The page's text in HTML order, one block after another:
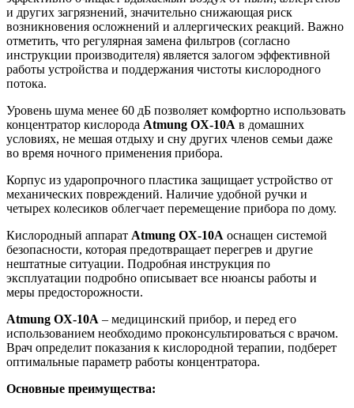
и других загрязнений, значительно снижающая риск
возникновения осложнений и аллергических реакций. Важно
отметить, что регулярная замена фильтров (согласно
инструкции производителя) является залогом эффективной
работы устройства и поддержания чистоты кислородного
потока.
Уровень шума менее 60 дБ позволяет комфортно использовать
концентратор кислорода Atmung OX-10A в домашних
условиях, не мешая отдыху и сну других членов семьи даже
во время ночного применения прибора.
Корпус из ударопрочного пластика защищает устройство от
механических повреждений. Наличие удобной ручки и
четырех колесиков облегчает перемещение прибора по дому.
Кислородный аппарат Atmung OX-10A оснащен системой
безопасности, которая предотвращает перегрев и другие
нештатные ситуации. Подробная инструкция по
эксплуатации подробно описывает все нюансы работы и
меры предосторожности.
Atmung OX-10A – медицинский прибор, и перед его
использованием необходимо проконсультироваться с врачом.
Врач определит показания к кислородной терапии, подберет
оптимальные параметр работы концентратора.
Основные преимущества: